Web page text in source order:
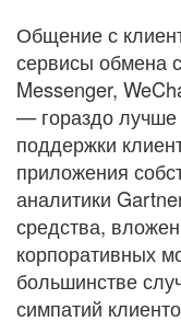
Общение с
сервисы обмена
Messenger,
— гораздо
поддержки
приложения
аналитики
средства,
корпоративных
большинстве
симпатий